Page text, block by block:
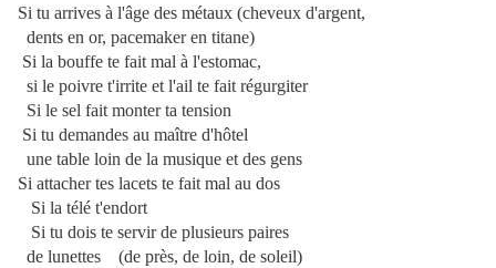
Si tu arrives à l'âge des métaux (cheveux d'argent,
dents en or, pacemaker en titane)
Si la bouffe te fait mal à l'estomac,
si le poivre t'irrite et l'ail te fait régurgiter
Si le sel fait monter ta tension
Si tu demandes au maître d'hôtel
une table loin de la musique et des gens
Si attacher tes lacets te fait mal au dos
Si la télé t'endort
Si tu dois te servir de plusieurs paires
de lunettes
(de près, de loin, de soleil)